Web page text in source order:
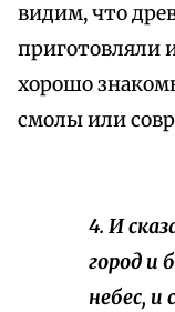
видим, что
приготовляли
хорошо
смолы или
4. И
город и
небес, и